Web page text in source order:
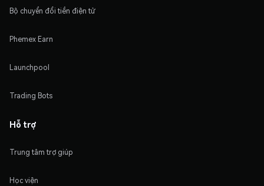
Bộ chuyển đổi tiền điện tử
Phemex Earn
Launchpool
Trading Bots
Hỗ trợ
Trung tâm trợ giúp
Học viện